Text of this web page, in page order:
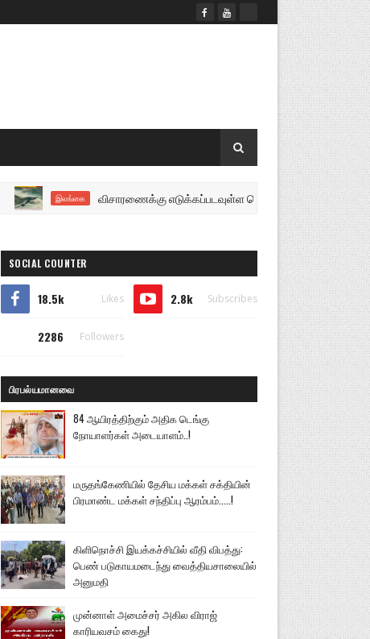
இலங்கை விசாரணைக்கு எடுக்கப்படவுள்ள செம்மணி வழக்கு - பல
SOCIAL COUNTER
18.5k Likes 2.8k Subscribes
2286 Followers
பிரபல்யமானவை
84 ஆயிரத்திற்கும் அதிக டெங்கு
நோயாளர்கள் அடையாளம்..!
மருதங்கேணியில் தேசிய மக்கள் சக்தியின்
பிரமாண்ட மக்கள் சந்திப்பு ஆரம்பம்.....!
கிளிநொச்சி இயக்கச்சியில் வீதி விபத்து:
பெண் படுகாயமடைந்து வைத்தியசாலையில்
அனுமதி
முன்னாள் அமைச்சர் அகில விராஜ்
காரியவசம் கைது!